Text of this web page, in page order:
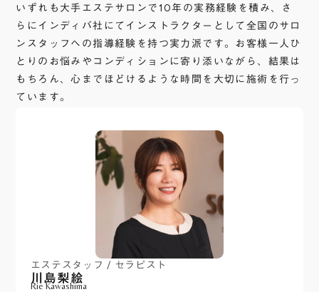
いずれも大手エステサロンで10年の実務経験を積み、さ
らにインディバ社にてインストラクターとして全国のサロ
ンスタッフへの指導経験を持つ実力派です。お客様一人ひ
とりのお悩みやコンディションに寄り添いながら、結果は
もちろん、心までほどけるような時間を大切に施術を行っ
ています。
エステスタッフ / セラピスト
川島梨絵
Rie Kawashima